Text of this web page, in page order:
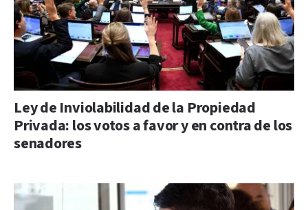
Ley de Inviolabilidad de la Propiedad
Privada: los votos a favor y en contra de los
senadores